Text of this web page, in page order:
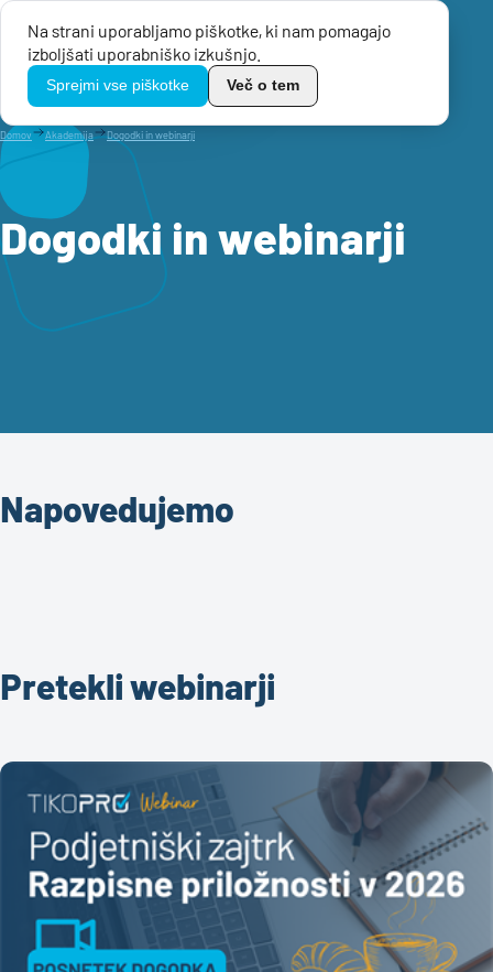
Na strani uporabljamo piškotke, ki nam pomagajo
izboljšati uporabniško izkušnjo.
Sprejmi vse piškotke Več o tem
TikoPro
Menu
Domov Akademija Dogodki in webinarji
Dogodki in webinarji
Napovedujemo
Pretekli webinarji